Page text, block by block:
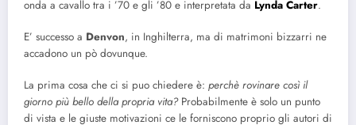
onda a cavallo tra i ’70 e gli ’80 e interpretata da Lynda Carter.
E’ successo a Denvon, in Inghilterra, ma di matrimoni bizzarri ne
accadono un pò dovunque.
La prima cosa che ci si puo chiedere è: perchè rovinare così il
giorno più bello della propria vita?Probabilmente è solo un punto
di vista e le giuste motivazioni ce le forniscono proprio gli autori di